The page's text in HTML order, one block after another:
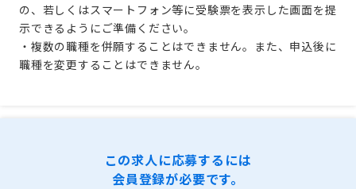
の、若しくはスマートフォン等に受験票を表示した画面を提
示できるようにご準備ください。
・複数の職種を併願することはできません。また、申込後に
職種を変更することはできません。
この求人に応募するには
会員登録が必要です。